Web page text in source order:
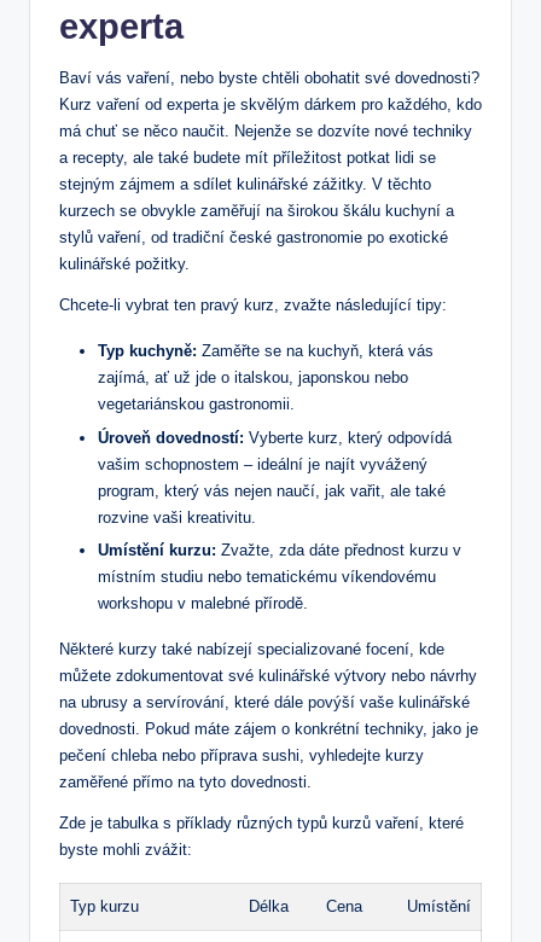
experta
Baví vás vaření, nebo byste chtěli obohatit své dovednosti?
Kurz vaření od experta je skvělým dárkem pro každého, kdo
má chuť se něco naučit. Nejenže se dozvíte nové techniky
a recepty, ale také budete mít příležitost potkat lidi se
stejným zájmem a sdílet kulinářské zážitky. V těchto
kurzech se obvykle zaměřují na širokou škálu kuchyní a
stylů vaření, od tradiční české gastronomie po exotické
kulinářské požitky.
Chcete-li vybrat ten pravý kurz, zvažte následující tipy:
Typ kuchyně: Zaměřte se na kuchyň, která vás
zajímá, ať už jde o italskou, japonskou nebo
vegetariánskou gastronomii.
Úroveň dovedností: Vyberte kurz, který odpovídá
vašim schopnostem – ideální je najít vyvážený
program, který vás nejen naučí, jak vařit, ale také
rozvine vaši kreativitu.
Umístění kurzu: Zvažte, zda dáte přednost kurzu v
místním studiu nebo tematickému víkendovému
workshopu v malebné přírodě.
Některé kurzy také nabízejí specializované focení, kde
můžete zdokumentovat své kulinářské výtvory nebo návrhy
na ubrusy a servírování, které dále povýší vaše kulinářské
dovednosti. Pokud máte zájem o konkrétní techniky, jako je
pečení chleba nebo příprava sushi, vyhledejte kurzy
zaměřené přímo na tyto dovednosti.
Zde je tabulka s příklady různých typů kurzů vaření, které
byste mohli zvážit:
Typ kurzu Délka Cena Umístění